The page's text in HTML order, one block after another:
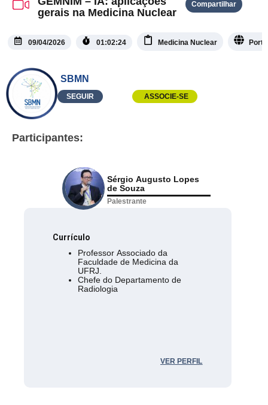
gerais na Medicina Nuclear
Compartilhar
09/04/2026 01:02:24 Medicina Nuclear
SBMN
SEGUIR ASSOCIE-SE
Participantes:
Sérgio Augusto Lopes
de Souza
Palestrante
Currículo
Professor Associado da
Faculdade de Medicina da
UFRJ.
Chefe do Departamento de
Radiologia
VER PERFIL